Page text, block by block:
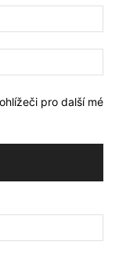
pro další mé